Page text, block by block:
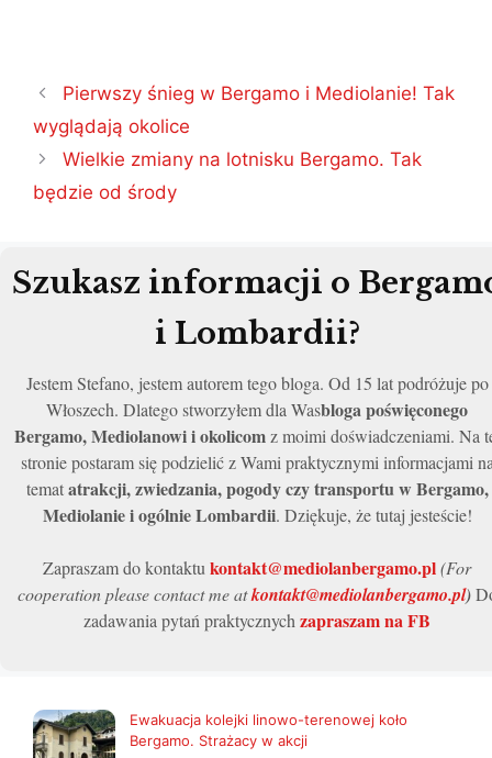
Nawigacja
wpisu
Pierwszy śnieg w Bergamo i Mediolanie! Tak
wyglądają okolice
Wielkie zmiany na lotnisku Bergamo. Tak
będzie od środy
Szukasz informacji o
i Lombardii?
Jestem Stefano, jestem autorem tego bloga. Od 15 lat podróżuje po
Włoszech. Dlatego stworzyłem dla Wasbloga poświęconego
Bergamo, Mediolanowi i okolicomz moimi doświadczeniami. Na
stronie postaram się podzielić z Wami praktycznymi informacjami
tematatrakcji, zwiedzania, pogody czy transportu w Bergamo,
Mediolanie i ogólnie Lombardii. Dziękuje, że tutaj jesteście!
Zapraszam do kontaktu kontakt@mediolanbergamo.pl(For
cooperation please contact me atkontakt@mediolanbergamo.pl)
zadawania pytań praktycznych zapraszam na FB
Ewakuacja kolejki linowo-terenowej koło
Bergamo. Strażacy w akcji